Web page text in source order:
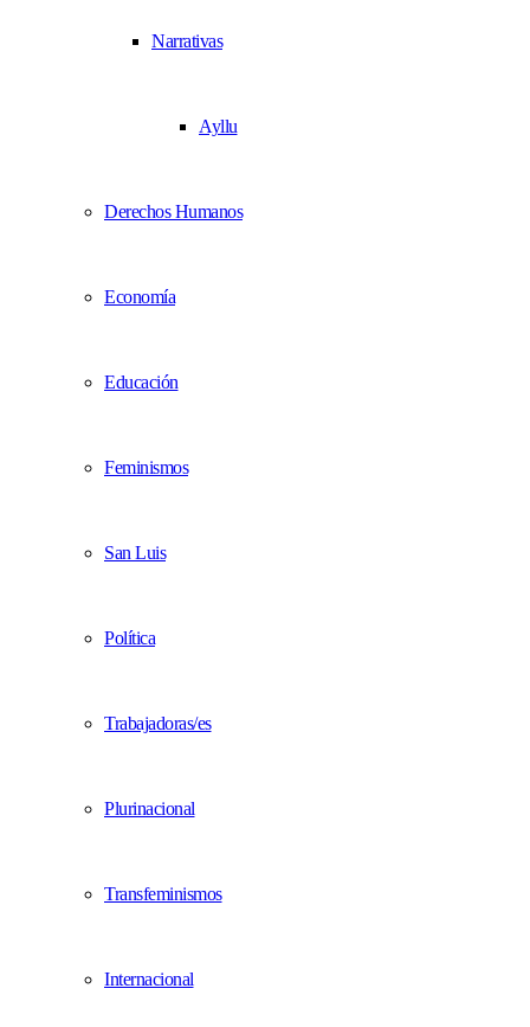
Narrativas
Ayllu
Derechos Humanos
Economía
Educación
Feminismos
San Luis
Política
Trabajadoras/es
Plurinacional
Transfeminismos
Internacional